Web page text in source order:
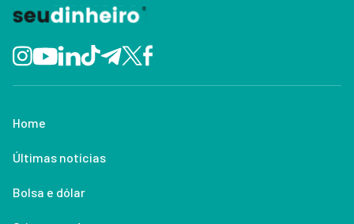
Home
Últimas notícias
Bolsa e dólar